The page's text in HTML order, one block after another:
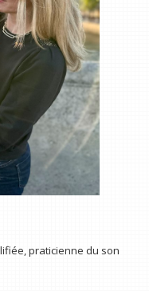
praticienne du son